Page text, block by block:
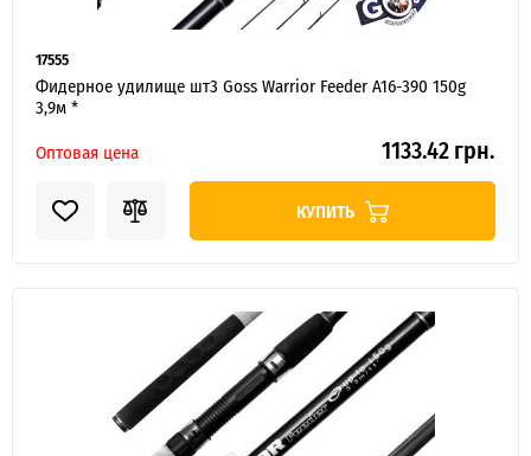
17555
Фидерное удилище шт3 Goss Warrior Feeder A16-390 150g
3,9м *
Оптовая цена
1133.42 грн.
КУПИТЬ